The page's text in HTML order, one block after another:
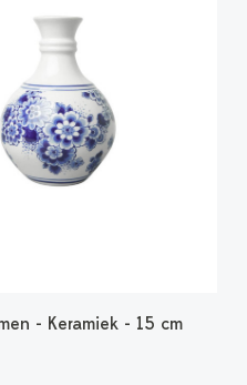
- Keramiek - 15 cm